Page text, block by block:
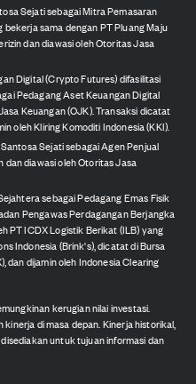
Sejati sebagai Mitra Pemasaran
sama dengan PT Pluang Maju
dan diawasi oleh Otoritas Jasa
Digital (Crypto Futures) difasilitasi
Pedagang Aset Keuangan Digital
Keuangan (OJK). Transaksi dicatat
oleh Kliring Komoditi Indonesia (KKI).
Sejati sebagai Agen Penjual
dan diawasi oleh Otoritas Jasa
sebagai Pedagang Emas Fisik
Pengawas Perdagangan Berjangka
PT ICDX Logistik Berikat (ILB) yang
Indonesia (Brink's), dicatat di Bursa
dan dijamin oleh Indonesia Clearing
kerugian nilai investasi.
di masa depan. Kinerja historikal,
untuk tujuan informasi dan